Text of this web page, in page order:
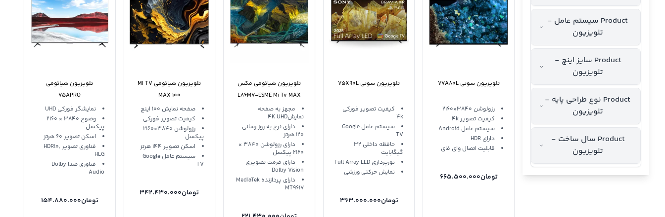
Product سیستم عامل -
تلویزیون
Product سایز اینچ -
تلویزیون
Product نوع طراحی پایه -
تلویزیون
Product سال ساخت -
تلویزیون
تلویزیون سونی 77A80L
رزولوشن 3840×2160
کیفیت تصویر 4k
سیستم عامل Android
دارای HDR
قابلیت اتصال وای فای
تومان665.500.000
تلویزیون سونی 75X90L
کیفیت تصویر فورکی
4k
سیستم عامل Google
TV
حافظه داخلی 32
گیگابایت
نورپردازی Full Array LED
نمایش حرکتی ورزشی
تومان363.000.000
تلویزیون شیائومی مکس
L86M7-ESME Mi Tv MAX
86
مجهز به صفحه
نمایش4K UHD
دارای نرخ به روز رسانی
120 هرتز
دارای رزولوشن 3840 ×
2160 پیکسل
دارای فرمت تصویری
Dolby Vision
دارای پردازنده MediaTek
MT9617
تلویزیون شیائومی MI TV
MAX 100
صفحه نمایش 100 اینچ
کیفیت تصویر فورکی
رزولوشن 3840×2160
پیکسل
اسکن تصویر 144 هرتز
سیستم عامل Google
TV
تومان342.430.000
تلویزیون شیائومی
75APRO
نمایشگر فورکی UHD
وضوح 3840 × 2160
پیکسل
اسکن تصویر 60 هرتز
فناوری تصویر HDR10,
HLG
فناوری صدا Dolby
Audio
تومان154.880.000